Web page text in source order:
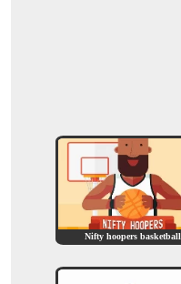
Nifty hoopers basketball